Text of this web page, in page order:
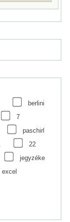
berlini
7
paschirl
22
jegyzéke
excel